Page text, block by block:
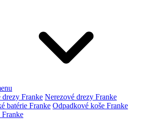
drezy Franke Nerezové drezy Franke
batérie Franke Odpadkové koše Franke